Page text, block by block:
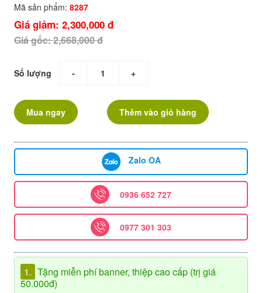
Mã sản phẩm: 8287
Giá giảm: 2,300,000 đ
Giá gốc: 2,668,000 đ
Số lượng - +
Mua ngay Thêm vào giỏ hàng
Zalo OA
0936 652 727
0977 301 303
1. Tặng miễn phí banner, thiệp cao cấp (trị giá
50.000đ)